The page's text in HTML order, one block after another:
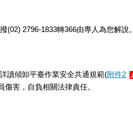
2796-1833轉366由專人為您解說。
讀傾卸平臺作業安全共通規範(附件2
害，自負相關法律責任。